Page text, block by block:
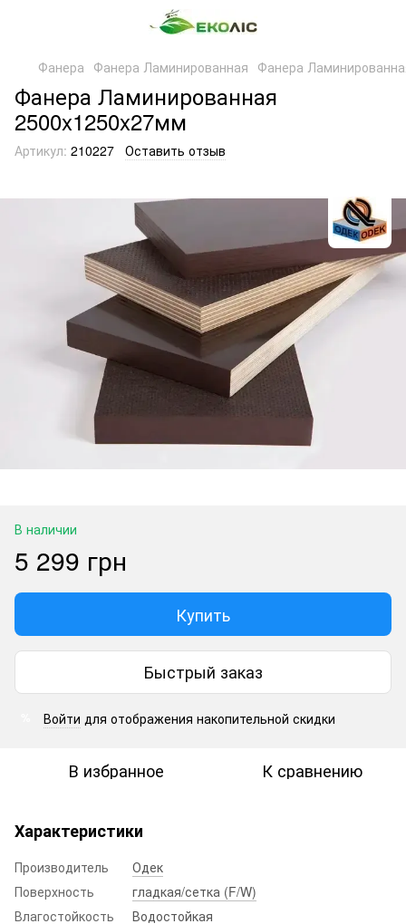
Фанера Фанера Ламинированная Фанера
Фанера Ламинированная
2500x1250x27мм
Артикул: 210227 Оставить отзыв
В наличии
5 299 грн
Купить
Быстрый заказ
Войти для отображения накопительной скидки
В избранное К сравнению
Характеристики
Производитель
Одек
Поверхность
гладкая/сетка (F/W)
Влагостойкость
Водостойкая